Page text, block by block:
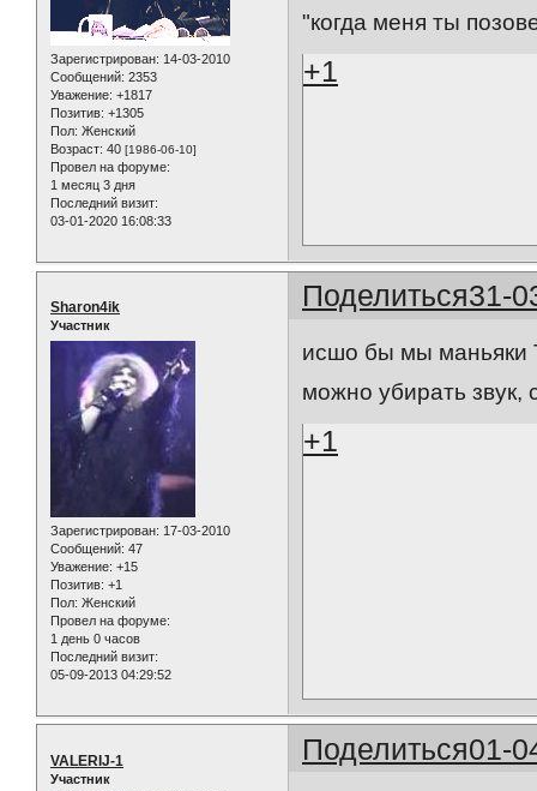
Зарегистрирован: 14-03-2010
Сообщений: 2353
Уважение: +1817
Позитив: +1305
Пол: Женский
Возраст: 40 [1986-06-10]
Провел на форуме:
1 месяц 3 дня
Последний визит:
03-01-2020 16:08:33
"когда меня ты
+1
Поделиться31-
Sharon4ik
Участник
Зарегистрирован: 17-03-2010
Сообщений: 47
Уважение: +15
Позитив: +1
Пол: Женский
Провел на форуме:
1 день 0 часов
Последний визит:
05-09-2013 04:29:52
исшо бы мы маньяки
можно убирать звук,
+1
Поделиться01-
VALERIJ-1
Участник